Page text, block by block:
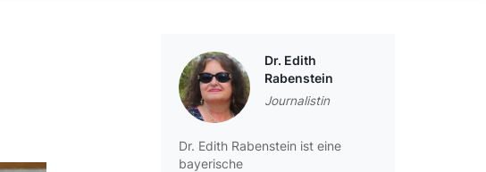
Dr. Edith
Rabenstein
Journalistin
Dr. Edith Rabenstein ist eine
bayerische